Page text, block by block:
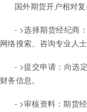
国外期货开户相对
- >选择期货经纪商
网络搜索、咨询专业人
- >提交申请：向选
财务信息。
- >审核资料：期货